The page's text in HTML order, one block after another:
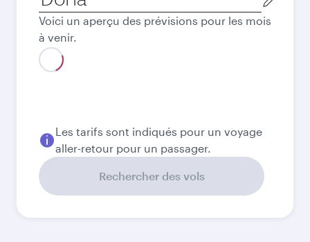
de
départ
Voici un aperçu des prévisions pour les mois
à venir.
Les tarifs sont indiqués pour un voyage
aller-retour pour un passager.
Rechercher des vols